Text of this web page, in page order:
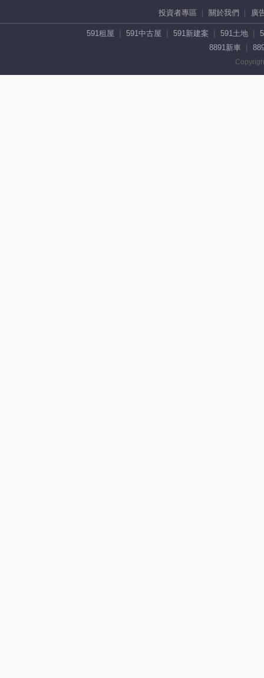
投資者專區 關於我們 廣
591租屋 591中古屋 591新建案 591土地
8891新車